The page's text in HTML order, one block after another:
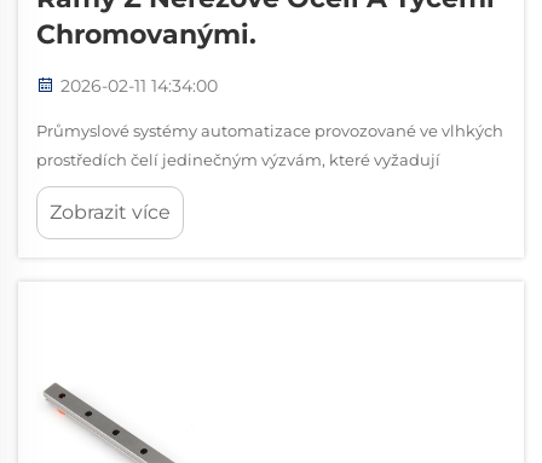
Chromovanými.
2026-02-11 14:34:00
Průmyslové systémy automatizace provozované ve vlhkých
prostředích čelí jedinečným výzvám, které vyžadují
specializované komponenty schopné odolat vlhkosti,
korozi a kontaminaci. Lineární posuvný prvek navržený pro
Zobrazit více